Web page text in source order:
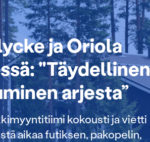
ja Oriola
"Täydellinen
arjesta”
kokousti ja vietti
aikaa futiksen, pakopelin,